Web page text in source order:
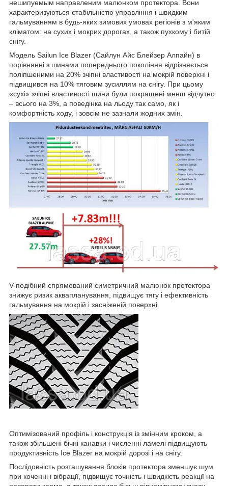
нешипуемым направленим малюнком протектора. Вони
характеризуються стабільністю управління і швидким
гальмуванням в будь-яких зимових умовах регіонів з м'яким
кліматом: на сухих і мокрих дорогах, а також пухкому і битій
снігу.
Модель Sailun Ice Blazer (Сайлун Айс Блейзер Алпайн) в
порівнянні з шинами попереднього покоління відрізняється
поліпшеними на 20% зчіпні властивості на мокрій поверхні і
підвищився на 10% тяговим зусиллям на снігу. При цьому
«сухі» зчіпні властивості шини були покращені менш відчутно
– всього на 3%, а поведінка на льоду так само, як і
комфортність ходу, і зовсім не зазнали жодних змін.
V-подібний спрямований симетричний малюнок протектора
знижує ризик аквапланування, підвищує тягу і ефективність
гальмування на мокрій і засніженій поверхні.
Оптимізований профіль і конструкція із змінним кроком, а
також збільшені бічні канавки і численні ламелі підвищують
продуктивність Ice Blazer на мокрій дорозі і на снігу.
Послідовність розташування блоків протектора зменшує шум
при коченні і вібрації, підвищує точність і швидкість реакції на